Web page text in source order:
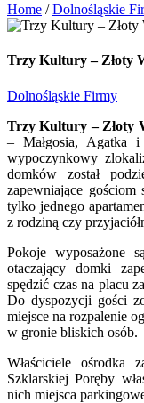
Home /Dolnośląskie
Trzy Kultury – Złoty
Dolnośląskie Firmy
Trzy Kultury – Złoty
– Małgosia, Agatka
wypoczynkowy
domków został
zapewniające
tylko jednego
z rodziną czy
Pokoje wyposażone
otaczający domki
spędzić czas na placu
Do dyspozycji gości
miejsce na rozpalenie
w gronie bliskich osób.
Właściciele ośrodka
Szklarskiej Poręby
nich miejsca